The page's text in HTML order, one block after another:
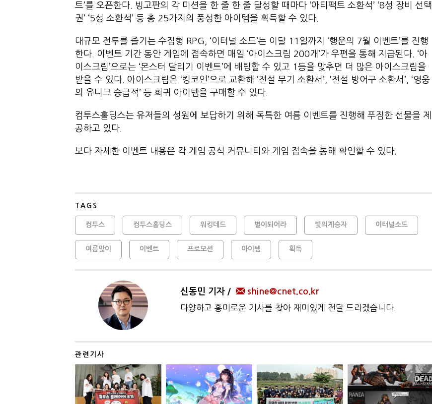
트’를 오픈한다. 빙고판의 각 미션을 한 줄 한 줄 달성할 때마다 ‘아티팩트 소환석’ ‘8성 장비 선택
권’ ‘5성 소환석’ 등 총 25가지의 풍성한 아이템을 획득할 수 있다.
대규모 전투를 즐기는 수집형 RPG, ‘이터널 소드’는 이달 11일까지 ‘행운의 7월 이벤트’를 진행
한다. 이벤트 기간 동안 게임에 접속하면 매일 ‘아이스크림 200개’가 우편을 통해 지급된다. ‘아
이스크림’으로는 ‘몬스터 달리기 이벤트’에 배팅할 수 있고 1등을 맞추면 더 많은 아이스크림을
받을 수 있다. 아이스크림은 ‘킹코인’으로 교환해 ‘전설 무기 소환서’, ‘전설 방어구 소환서’, ‘영웅
의 유니크 승급석’ 등 희귀 아이템을 구매할 수 있다.
컴투스홀딩스는 유저들의 성원에 보답하기 위해 독특한 여름 이벤트를 진행해 푸짐한 선물을 제
공하고 있다.
보다 자세한 이벤트 내용은 각 게임 공식 커뮤니티와 게임 접속을 통해 확인할 수 있다.
TAGS
컴투스 컴투스홀딩스 워킹데드 별이되어라 빛의계승자 이터널소드
여름맞이 이벤트 프로모션 아이템 획득
신동민 기자 shine@cnet.co.kr
다양하고 흥미로운 기사를 찾아 재미있게 전달 드리겠습니다.
관련기사